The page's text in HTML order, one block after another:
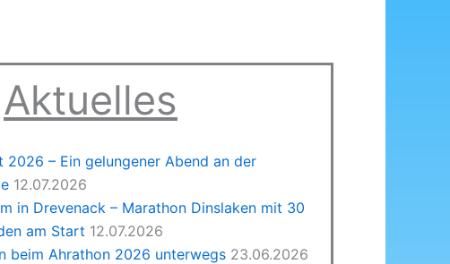
Aktuelles
2026 – Ein gelungener Abend an der
12.07.2026
in Drevenack – Marathon Dinslaken mit 30
am Start 12.07.2026
beim Ahrathon 2026 unterwegs 23.06.2026